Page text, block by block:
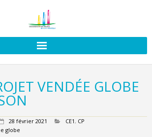
VENDÉE GLOBE
28 février 2021 CE1, CP
globe